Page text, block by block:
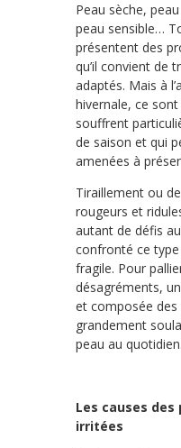
Peau sèche,
peau sensible…
présentent des
qu’il convient de
adaptés. Mais à
hivernale, ce
souffrent
de saison et qui
amenées à
Tiraillement ou
rougeurs et
autant de défis
confronté ce
fragile. Pour
désagréments,
et composée
grandement
peau au quotidien.
Les causes
irritées